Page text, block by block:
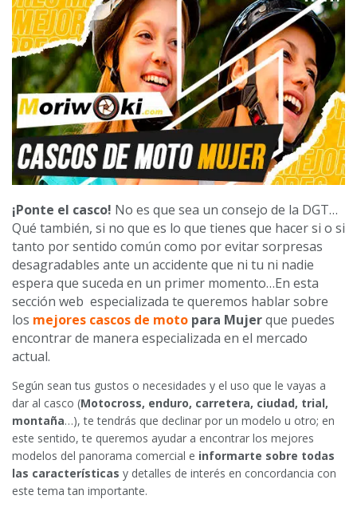
¡Ponte el casco! No es que sea un consejo de la DGT…
Qué también, si no que es lo que tienes que hacer si o si
tanto por sentido común como por evitar sorpresas
desagradables ante un accidente que ni tu ni nadie
espera que suceda en un primer momento…En esta
sección web especializada te queremos hablar sobre
los mejores cascos de moto para Mujerque puedes
encontrar de manera especializada en el mercado
actual.
Según sean tus gustos o necesidades y el uso que le vayas a
dar al casco (Motocross, enduro, carretera, ciudad, trial,
montaña…), te tendrás que declinar por un modelo u otro; en
este sentido, te queremos ayudar a encontrar los mejores
modelos del panorama comercial e informarte sobre todas
las características y detalles de interés en concordancia con
este tema tan importante.